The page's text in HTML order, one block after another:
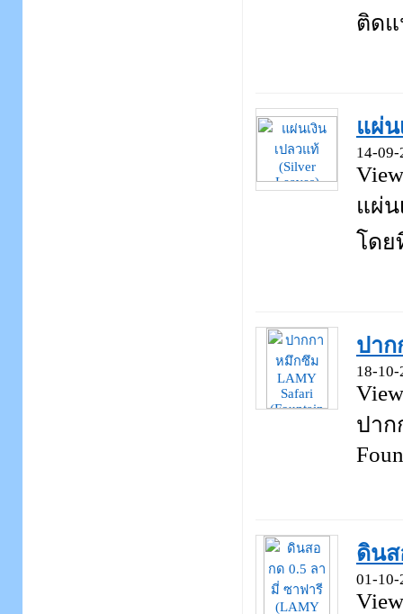
ติดแ
แผ่น
14-09-
แผ่น
โดย
ปาก
18-10-
ปาก
ดินส
01-10-